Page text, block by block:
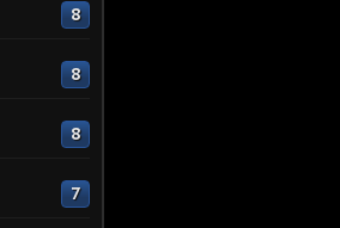
8
8
8
7